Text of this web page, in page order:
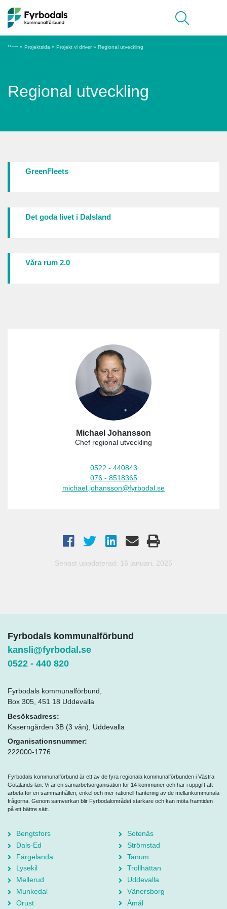
Meny
Hem » Projektsida » Projekt vi driver» Regional utveckling
Regional utveckling
GreenFleets
Det goda livet i Dalsland
Våra rum 2.0
Michael Johansson
Chef regional utveckling
0522 - 440843
076 - 8518365
michael.johansson@fyrbodal.se
Senast uppdaterad: 16 januari, 2025
Fyrbodals kommunalförbund
kansli@fyrbodal.se
0522 - 440 820
Fyrbodals kommunalförbund,
Box 305, 451 18 Uddevalla
Besöksadress:
Kaserngården 3B (3 vån), Uddevalla
Organisationsnummer:
222000-1776
Fyrbodals kommunalförbund är ett av de fyra regionala kommunalförbunden i Västra
Götalands län. Vi är en samarbetsorganisation för 14 kommuner och har i uppgift att
arbeta för en sammanhållen, enkel och mer rationell hantering av de mellankommunala
frågorna. Genom samverkan blir Fyrbodalområdet starkare och kan möta framtiden
på ett bättre sätt.
Bengtsfors
Dals-Ed
Färgelanda
Lysekil
Mellerud
Munkedal
Orust
Sotenäs
Strömstad
Tanum
Trollhättan
Uddevalla
Vänersborg
Åmål